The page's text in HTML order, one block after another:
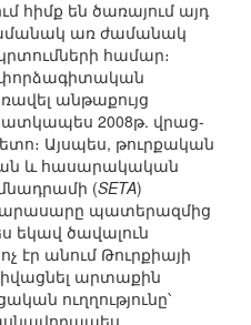
հիմք են ծառայում այդ
առ ժամանակ
համար։
փորձագիտական
անթաքույց
2008թ. վրաց-
Այսպես, թուրքական
և հասարակական
(SETA)
պատերազմից
եկավ ծավալուն
էր անում Թուրքիայի
արտաքին
ուղղությունը՝